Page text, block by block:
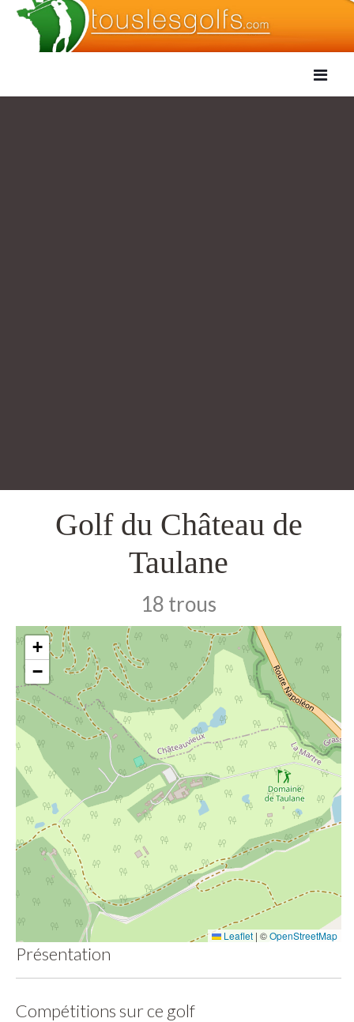
Golf du Château de
Taulane
18 trous
+
−
Leaflet | ©OpenStreetMap
Présentation
Compétitions sur ce golf